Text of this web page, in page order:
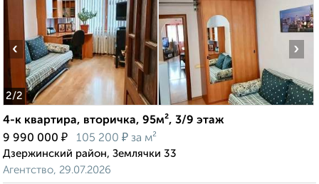
2/2
‹ ›
4-к квартира, вторичка, 95м², 3/9 этаж
9 990 000 ₽ 105 200 ₽ за м²
Дзержинский район, Землячки 33
Агентство, 29.07.2026